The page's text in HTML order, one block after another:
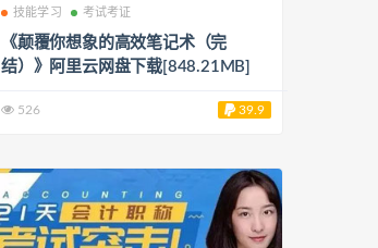
技能学习 考试考证
《颠覆你想象的高效笔记术（完
结）》阿里云网盘下载[848.21MB]
526 39.9